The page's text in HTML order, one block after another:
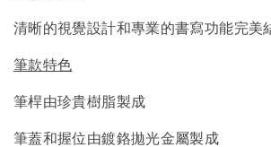
清晰的視覺設計和專業的書寫功能完美
筆款特色
筆桿由珍貴樹脂製成
筆蓋和握位由鍍鉻拋光金屬製成